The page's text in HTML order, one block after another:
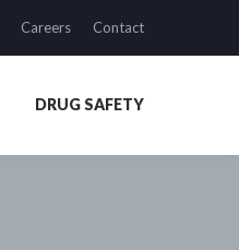
Careers Contact
DRUG SAFETY